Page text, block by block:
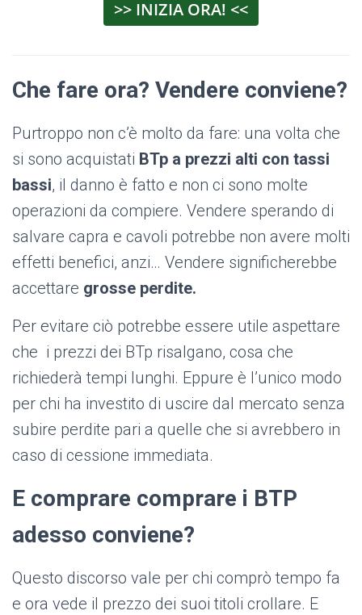
>> INIZIA ORA! <<
Che fare ora? Vendere conviene?
Purtroppo non c’è molto da fare: una volta che
si sono acquistati BTp a prezzi alti con tassi
bassi, il danno è fatto e non ci sono molte
operazioni da compiere. Vendere sperando di
salvare capra e cavoli potrebbe non avere molti
effetti benefici, anzi… Vendere significherebbe
accettare grosse perdite.
Per evitare ciò potrebbe essere utile aspettare
che i prezzi dei BTp risalgano, cosa che
richiederà tempi lunghi. Eppure è l’unico modo
per chi ha investito di uscire dal mercato senza
subire perdite pari a quelle che si avrebbero in
caso di cessione immediata.
E comprare comprare i BTP
adesso conviene?
Questo discorso vale per chi comprò tempo fa
e ora vede il prezzo dei suoi titoli crollare. E